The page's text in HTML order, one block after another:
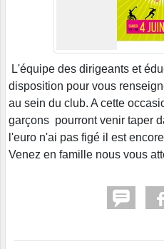
L'équipe des dirigeants et
disposition pour vous
au sein du club. A cette
garçons pourront venir taper
l'euro n'ai pas figé il est
Venez en famille nous vous